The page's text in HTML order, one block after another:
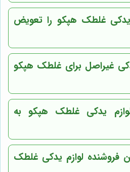
یدکی غلطک هپکو را تعویض
یدکی غیراصل برای غلطک هپکو
یدکی غلطک هپکو به
فروشنده لوازم یدکی غلطک